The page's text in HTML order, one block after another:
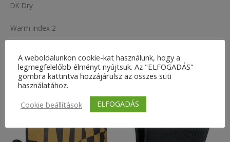
DK Dry
Warm index 2
Kapcsolódó termékek
A weboldalunkon cookie-kat használunk, hogy a
legmegfelelőbb élményt nyújtsuk. Az "ELFOGADÁS"
gombra kattintva hozzájárulsz az összes süti
használatához.
Cookie beállítások
ELFOGADÁS